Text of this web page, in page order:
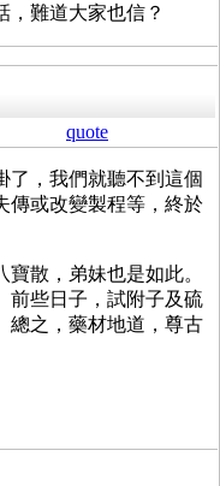
，難道大家也信？
quote
了，我們就聽不到這個
傳或改變製程等，終於
散，弟妹也是如此。
前些日子，試附子及硫
總之，藥材地道，尊古